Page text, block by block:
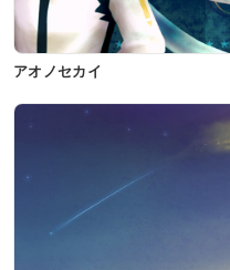
アオノセカイ